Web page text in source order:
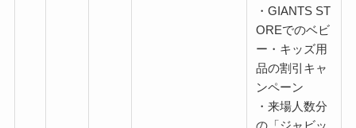
・GIANTS ST
OREでのベビ
ー・キッズ用
品の割引キャ
ンペーン
・来場人数分
の「ジャビッ